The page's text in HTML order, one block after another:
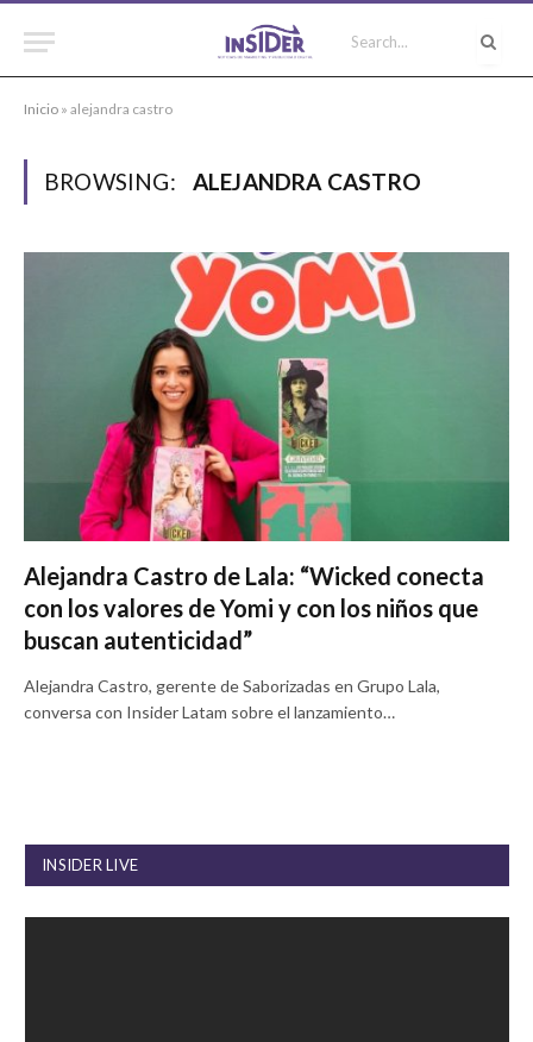
Inicio » alejandra castro
BROWSING: ALEJANDRA CASTRO
Alejandra Castro de Lala: “Wicked conecta
con los valores de Yomi y con los niños que
buscan autenticidad”
Alejandra Castro, gerente de Saborizadas en Grupo Lala,
conversa con Insider Latam sobre el lanzamiento…
INSIDER LIVE